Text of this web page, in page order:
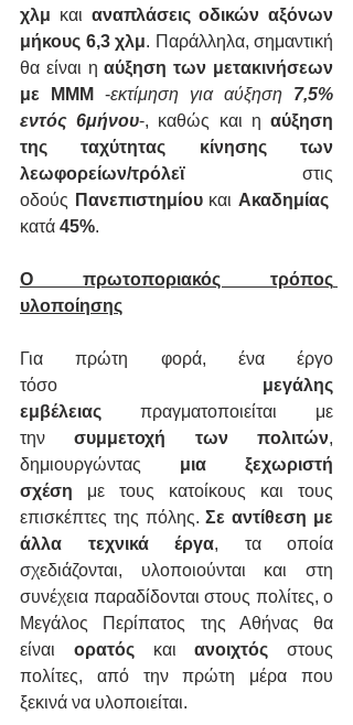
χλμ και αναπλάσεις οδικών αξόνων
μήκους 6,3 χλμ. Παράλληλα, σημαντική
θα είναι η αύξηση των μετακινήσεων
με ΜΜΜ
-εκτίμηση για αύξηση 7,5%
εντός 6μήνου-, καθώς και η αύξηση
της ταχύτητας κίνησης των
λεωφορείων/τρόλεϊ στις
οδούς Πανεπιστημίου και Ακαδημίας
κατά 45%.
Ο πρωτοποριακός τρόπος
υλοποίησης
Για πρώτη φορά, ένα έργο
τόσο μεγάλης
εμβέλειας πραγματοποιείται με
την συμμετοχή των πολιτών,
δημιουργώντας μια ξεχωριστή
σχέση με τους κατοίκους και τους
επισκέπτες της πόλης. Σε αντίθεση με
άλλα τεχνικά έργα, τα οποία
σχεδιάζονται, υλοποιούνται και στη
συνέχεια παραδίδονται στους πολίτες, ο
Μεγάλος Περίπατος της Αθήνας θα
είναι ορατός και ανοιχτός στους
πολίτες, από την πρώτη μέρα που
ξεκινά να υλοποιείται.